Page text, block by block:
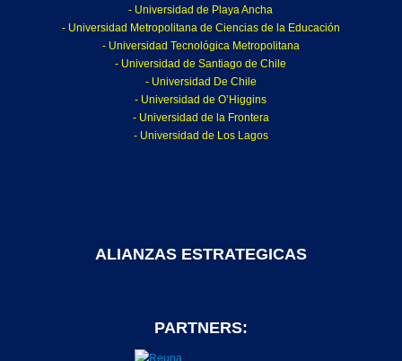
- Universidad de Playa Ancha
- Universidad Metropolitana de Ciencias de la Educación
- Universidad Tecnológica Metropolitana
- Universidad de Santiago de Chile
- Universidad De Chile
- Universidad de O’Higgins
- Universidad de la Frontera
- Universidad de Los Lagos
ALIANZAS ESTRATEGICAS
PARTNERS: